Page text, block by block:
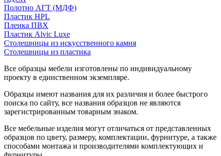
Полотно АГТ (МДФ)
Пластик HPL
Пленка ПВХ
Пластик Alvic Luxe
Столешницы из искусственного камня
Столешницы из пластика
Все образцы мебели изготовлены по индивидуальному
проекту в единственном экземпляре.
Образцы имеют названия для их различия и более быстрого
поиска по сайту, все названия образцов не являются
зарегистрированным товарным знаком.
Все мебельные изделия могут отличаться от представленных
образцов по цвету, размеру, комплектации, фурнитуре, а также
способами монтажа и производителями комплектующих и